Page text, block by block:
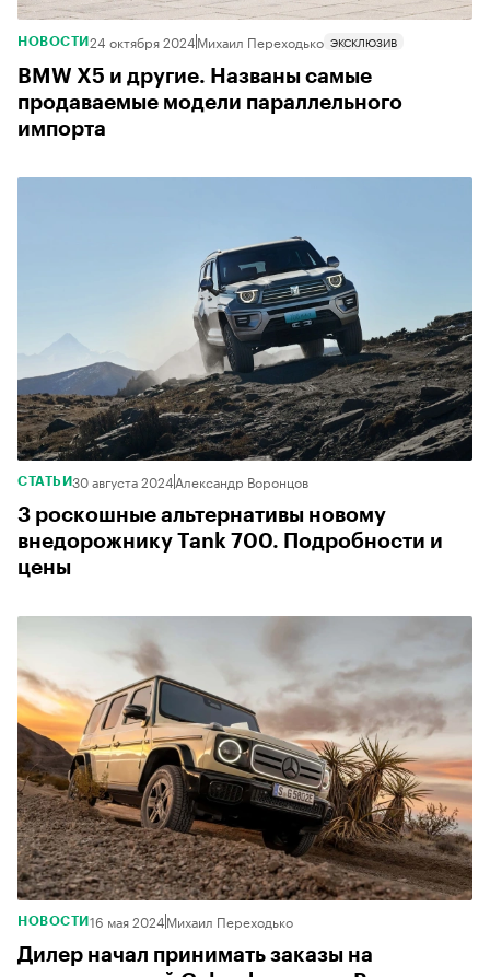
НОВОСТИ 24 октября 2024Михаил Переходько ЭКСКЛЮЗИВ
BMW X5 и другие. Названы самые
продаваемые модели параллельного
импорта
СТАТЬИ30 августа 2024Александр Воронцов
3 роскошные альтернативы новому
внедорожнику Tank 700. Подробности и
цены
НОВОСТИ 16 мая 2024Михаил Переходько
Дилер начал принимать заказы на